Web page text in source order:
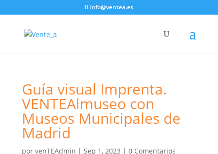
info@ventea.es
Guía visual Imprenta.
VENTEAlmuseo con
Museos Municipales de
Madrid
por venTEAdmin | Sep 1, 2023 | 0 Comentarios